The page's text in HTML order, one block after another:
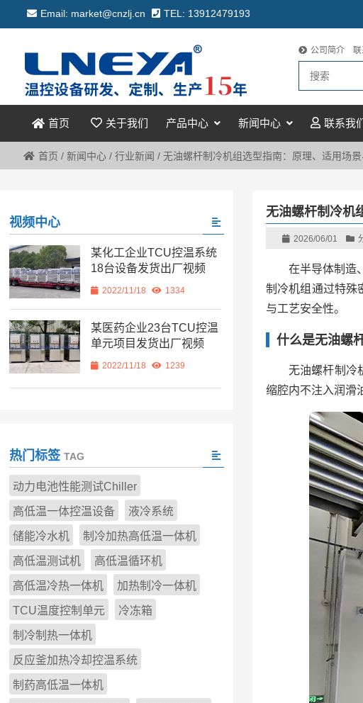
Email: market@cnzlj.cn TEL: 13912479193
公司简介 联
首页 关于我们 产品中心 新闻中心 联系我
首页 / 新闻中心/ 行业新闻 / 无油螺杆制冷机组选型指南：原理、适用场
无油螺杆制冷机
2026/06/01
在半导体制造
制冷机组通过特殊
与工艺安全性。
什么是无油螺
无油螺杆制冷
缩腔内不注入润滑
视频中心
某化工企业TCU控温系统
18台设备发货出厂视频
2022/11/18 1334
某医药企业23台TCU控温
单元项目发货出厂视频
2022/11/18 1239
热门标签 TAG
动力电池性能测试Chiller
高低温一体控温设备 液冷系统
储能冷水机 制冷加热高低温一体机
高低温测试机 高低温循环机
高低温冷热一体机 加热制冷一体机
TCU温度控制单元 冷冻箱
制冷制热一体机
反应釜加热冷却控温系统
制药高低温一体机